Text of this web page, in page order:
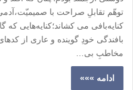
توهّم تقابلِ صراحت با
کنایەبافی می کشاند؛کنایەهایی
بافندگی خودِ گوینده و عاری از
مخاطبِ بی…
ادامه »»»